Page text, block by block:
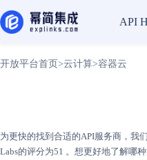
API
开放平台首页 >云计算>容器云
为更快的找到合适的API服务商，我
Labs的评分为51 。想更好地了解哪